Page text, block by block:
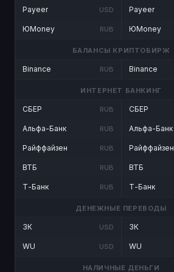
Payeer USD
ЮMoney RUB
Payeer
ЮMoney
БАЛАНСЫ КРИПТОБИРЖ
Binance RUB Binance
ИНТЕРНЕТ БАНКИНГ
СБЕР RUB
Альфа-Банк RUB
Райффайзен RUB
ВТБ RUB
Т-Банк RUB
СБЕР
Альфа-Банк
Райффайзен
ВТБ
Т-Банк
ДЕНЕЖНЫЕ ПЕРЕВОДЫ
ЗК USD
WU USD
ЗК
WU
НАЛИЧНЫЕ ДЕНЬГИ